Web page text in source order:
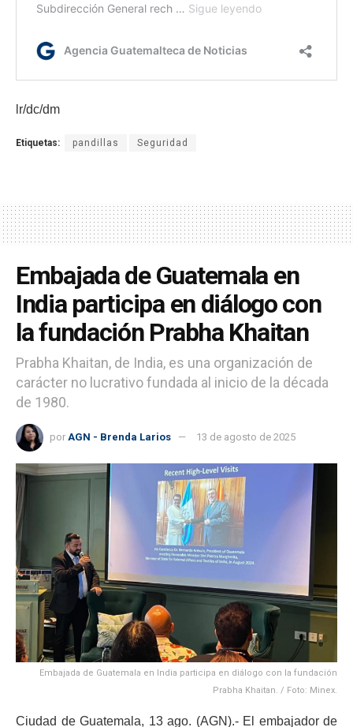
lr/dc/dm
Etiquetas: pandillas Seguridad
Embajada de Guatemala en
India participa en diálogo con
la fundación Prabha Khaitan
Prabha Khaitan, de India, es una organización de
carácter no lucrativo fundada al inicio de la década
de 1980.
por AGN - Brenda Larios 13 de agosto de 2025
Embajada de Guatemala en India participa en diálogo con la fundación
Prabha Khaitan. / Foto: Minex.
Ciudad de Guatemala, 13 ago. (AGN).- El embajador de